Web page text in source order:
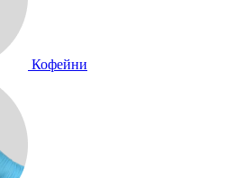
Кофейни